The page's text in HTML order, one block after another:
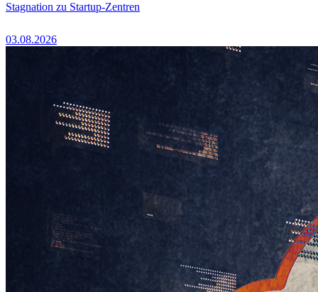
Stagnation zu Startup-Zentren
03.08.2026